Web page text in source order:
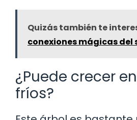
Quizás también te
conexiones mágicas del
¿Puede crecer
fríos?